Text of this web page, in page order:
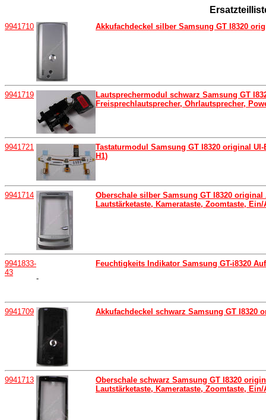
9941710 Akkufachdeckel silber Samsung GT I8320
9941719
Lautsprechermodul schwarz Samsung GT
Freisprechlautsprecher, Ohrlautsprecher,
9941721
Tastaturmodul Samsung GT I8320 original
H1)
9941714
Oberschale silber Samsung GT I8320
Lautstärketaste, Kamerataste, Zoomtaste,
9941833-
43
-
Feuchtigkeits Indikator Samsung GT-i8320
9941709 Akkufachdeckel schwarz Samsung GT I8320
9941713
Oberschale schwarz Samsung GT I8320
Lautstärketaste, Kamerataste, Zoomtaste,